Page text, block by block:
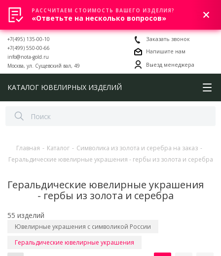
0
+7(495) 135-00-10
+7(499) 550-00-66
info@nota-gold.ru
Москва, ул. Сущевский вал, 49
Заказать звонок
Напишите нам
Выезд менеджера
КАТАЛОГ ЮВЕЛИРНЫХ ИЗДЕЛИЙ
Главная - Каталог - Символика из золота и серебра на заказ -
Геральдические ювелирные украшения - гербы из золота и серебра
Геральдические ювелирные украшения
- гербы из золота и серебра
55 изделий
Ювелирные украшения с символикой России
Геральдические ювелирные украшения
РАССЧИТАЕМ СТОИМОСТЬ ВАШЕГО ИЗДЕЛИЯ?
«Ответьте на несколько вопросов»